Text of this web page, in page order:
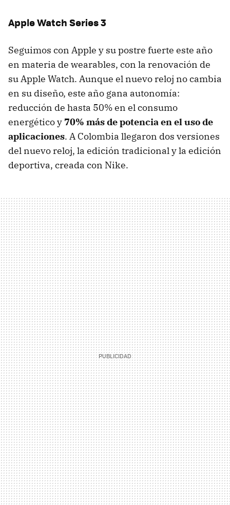
Apple Watch Series 3
Seguimos con Apple y su postre fuerte este año
en materia de wearables, con la renovación de
su Apple Watch. Aunque el nuevo reloj no cambia
en su diseño, este año gana autonomía:
reducción de hasta 50% en el consumo
energético y 70% más de potencia en el uso de
aplicaciones. A Colombia llegaron dos versiones
del nuevo reloj, la edición tradicional y la edición
deportiva, creada con Nike.